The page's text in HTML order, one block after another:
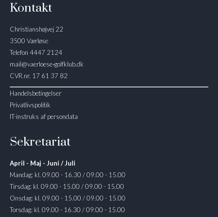
Kontakt
Christianshøjvej 22
3500 Værløse
Telefon 4447 2124
mail@vaerloese‑golfklub.dk
CVR.nr. 17 61 37 82
Handelsbetingelser
Privatlivspolitik
IT-instruks af persondata
Sekretariat
April - Maj - Juni / Juli
Mandag: kl. 09.00 - 16.30 / 09.00 - 15.00
Tirsdag: kl. 09.00 - 15.00 / 09.00 - 15.00
Onsdag: kl. 09.00 - 15.00 / 09.00 - 15.00
Torsdag: kl. 09.00 - 16.30 / 09.00 - 15.00